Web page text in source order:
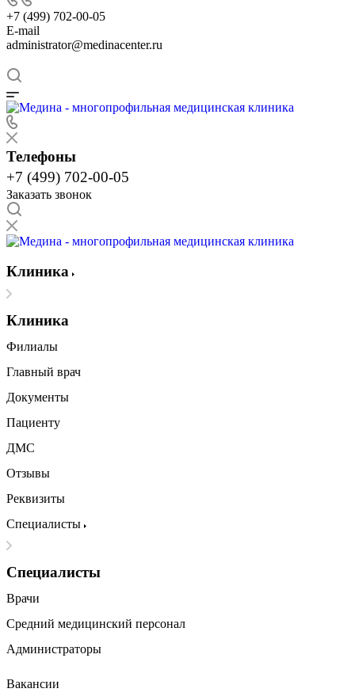
+7 (499) 702-00-05
E-mail
administrator@medinacenter.ru
Телефоны
+7 (499) 702-00-05
Заказать звонок
Клиника
Клиника
Филиалы
Главный врач
Документы
Пациенту
ДМС
Отзывы
Реквизиты
Специалисты
Специалисты
Врачи
Средний медицинский персонал
Администраторы
Вакансии